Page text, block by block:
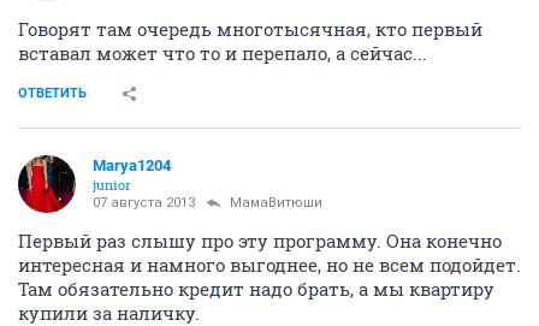
Говорят там очередь многотысячная, кто первый
вставал может что то и перепало, а сейчас...
ОТВЕТИТЬ
Marya1204
junior
07 августа 2013 МамаВитюши
Первый раз слышу про эту программу. Она конечно
интересная и намного выгоднее, но не всем подойдет.
Там обязательно кредит надо брать, а мы квартиру
купили за наличку.